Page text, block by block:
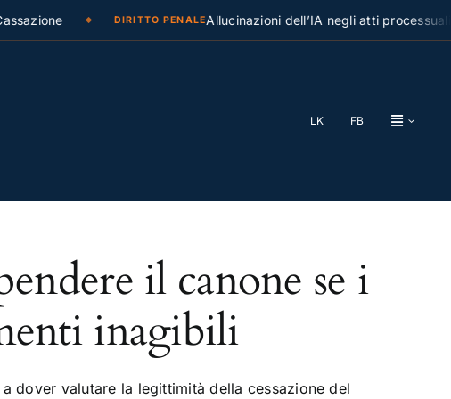
DIRITTO PENALEAllucinazioni dell’IA negli atti
LK FB
il canone se i
inagibili
dover valutare la legittimità della cessazione del